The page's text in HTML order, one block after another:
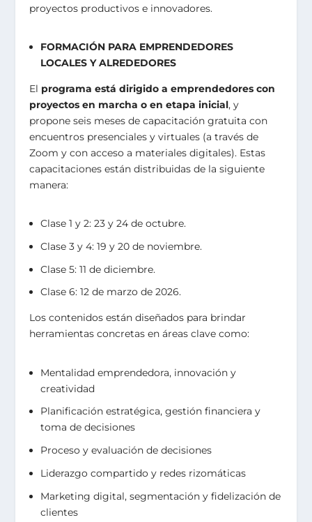
proyectos productivos e innovadores.
FORMACIÓN PARA EMPRENDEDORES
LOCALES Y ALREDEDORES
El programa está dirigido a emprendedores con
proyectos en marcha o en etapa inicial, y
propone seis meses de capacitación gratuita con
encuentros presenciales y virtuales (a través de
Zoom y con acceso a materiales digitales). Estas
capacitaciones están distribuidas de la siguiente
manera:
Clase 1 y 2: 23 y 24 de octubre.
Clase 3 y 4: 19 y 20 de noviembre.
Clase 5: 11 de diciembre.
Clase 6: 12 de marzo de 2026.
Los contenidos están diseñados para brindar
herramientas concretas en áreas clave como:
Mentalidad emprendedora, innovación y
creatividad
Planificación estratégica, gestión financiera y
toma de decisiones
Proceso y evaluación de decisiones
Liderazgo compartido y redes rizomáticas
Marketing digital, segmentación y fidelización de
clientes